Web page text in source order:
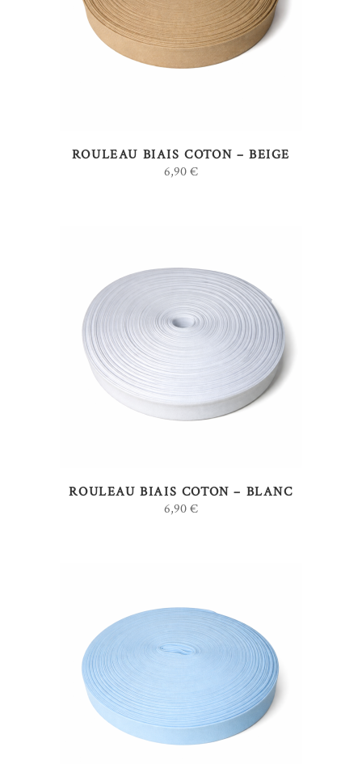
AJOUTER AU PANIER
ROULEAU BIAIS COTON – BEIGE
6,90€
AJOUTER AU PANIER
ROULEAU BIAIS COTON – BLANC
6,90€
AJOUTER AU PANIER